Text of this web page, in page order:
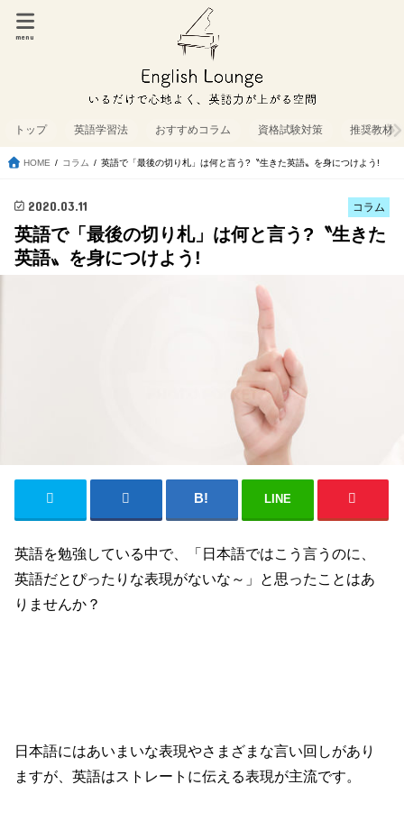
menu
トップ 英語学習法 おすすめコラム 資格試験対策 推奨教材
HOME コラム 英語で「最後の切り札」は何と言う?〝生きた英語〟を身につけよう!
コラム
2020.03.11
英語で「最後の切り札」は何と言う?〝生きた
英語〟を身につけよう!
LINE
英語を勉強している中で、「日本語ではこう言うのに、
英語だとぴったりな表現がないな～」と思ったことはあ
りませんか？
日本語にはあいまいな表現やさまざまな言い回しがあり
ますが、英語はストレートに伝える表現が主流です。